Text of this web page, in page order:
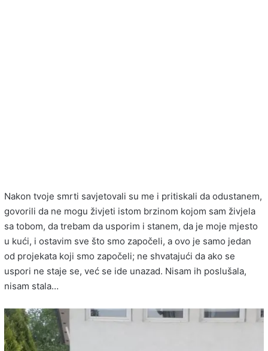
Nakon tvoje smrti savjetovali su me i pritiskali da odustanem,
govorili da ne mogu živjeti istom brzinom kojom sam živjela
sa tobom, da trebam da usporim i stanem, da je moje mjesto
u kući, i ostavim sve što smo započeli, a ovo je samo jedan
od projekata koji smo započeli; ne shvatajući da ako se
uspori ne staje se, već se ide unazad. Nisam ih poslušala,
nisam stala…